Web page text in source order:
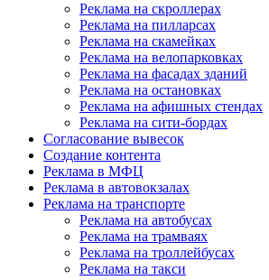
Реклама на скроллерах
Реклама на пилларсах
Реклама на скамейках
Реклама на велопарковках
Реклама на фасадах зданий
Реклама на остановках
Реклама на афишных стендах
Реклама на сити-бордах
Согласование вывесок
Создание контента
Реклама в МФЦ
Реклама в автовокзалах
Реклама на транспорте
Реклама на автобусах
Реклама на трамваях
Реклама на троллейбусах
Реклама на такси